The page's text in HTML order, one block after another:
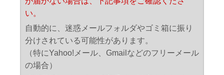
い。
自動的に、迷惑メールフォルダやゴミ箱に振り
分けされている可能性があります。
（特にYahoo!メール、Gmailなどのフリーメール
の場合）